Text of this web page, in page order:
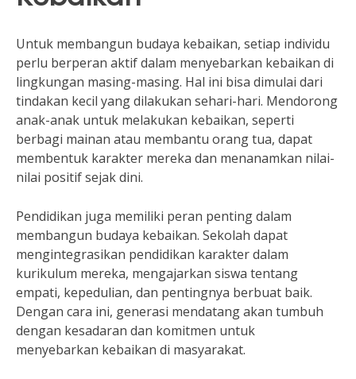
Untuk membangun budaya kebaikan, setiap individu
perlu berperan aktif dalam menyebarkan kebaikan di
lingkungan masing-masing. Hal ini bisa dimulai dari
tindakan kecil yang dilakukan sehari-hari. Mendorong
anak-anak untuk melakukan kebaikan, seperti
berbagi mainan atau membantu orang tua, dapat
membentuk karakter mereka dan menanamkan nilai-
nilai positif sejak dini.
Pendidikan juga memiliki peran penting dalam
membangun budaya kebaikan. Sekolah dapat
mengintegrasikan pendidikan karakter dalam
kurikulum mereka, mengajarkan siswa tentang
empati, kepedulian, dan pentingnya berbuat baik.
Dengan cara ini, generasi mendatang akan tumbuh
dengan kesadaran dan komitmen untuk
menyebarkan kebaikan di masyarakat.